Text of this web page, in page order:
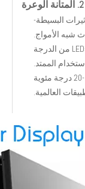
2. المتانة الوعرة
البسيطة-
شبه الأمواج.
يحافظ LEDs من الدرجة
الممتد.
تعمل بسلاسة في بيئات -20 درجة مئوية